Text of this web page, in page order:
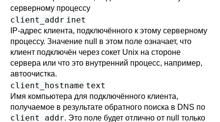
серверному процессу
client_addr inet
IP-адрес клиента, подключённого к этому серверному
процессу. Значение null в этом поле означает, что
клиент подключён через сокет Unix на стороне
сервера или что это внутренний процесс, например,
автоочистка.
client_hostname text
Имя компьютера для подключённого клиента,
получаемое в результате обратного поиска в DNS по
client_addr. Это поле будет отлично от null только